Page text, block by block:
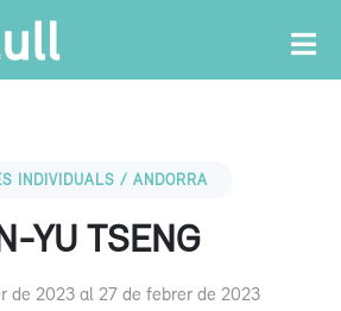
INDIVIDUALS / ANDORRA
YU TSENG
de 2023 al 27 de febrer de 2023